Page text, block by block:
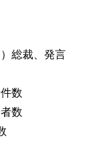
総裁、発言
数
数